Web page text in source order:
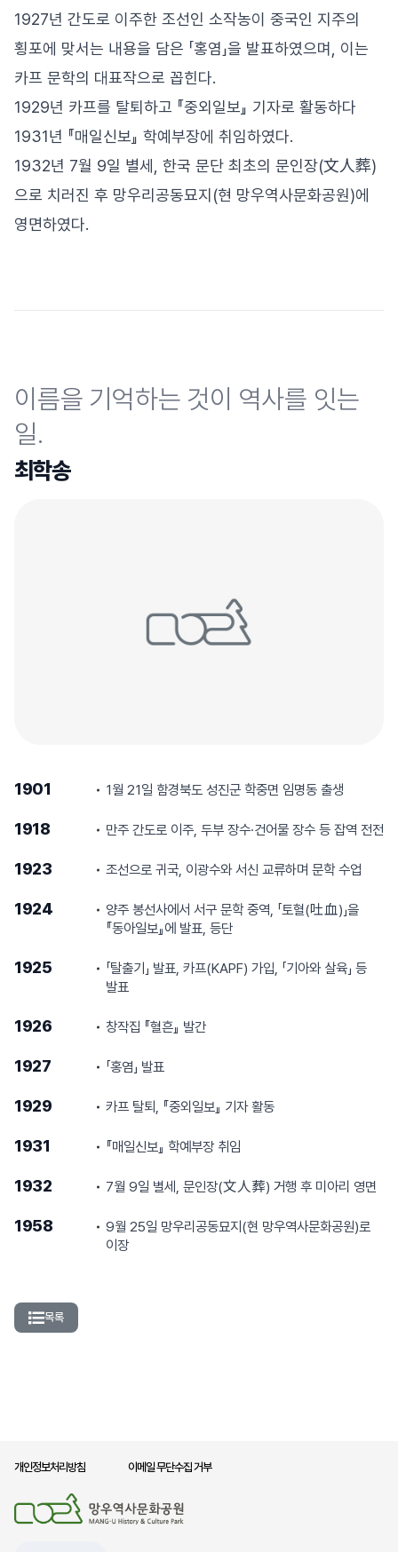
1927년 간도로 이주한 조선인 소작농이 중국인 지주의
횡포에 맞서는 내용을 담은 「홍염」을 발표하였으며, 이는
카프 문학의 대표작으로 꼽힌다.
1929년 카프를 탈퇴하고 『중외일보』 기자로 활동하다
1931년 『매일신보』 학예부장에 취임하였다.
1932년 7월 9일 별세, 한국 문단 최초의 문인장(文人葬)
으로 치러진 후 망우리공동묘지(현 망우역사문화공원)에
영면하였다.
이름을 기억하는 것이 역사를 잇는
일.
최학송
1901 1월 21일 함경북도 성진군 학중면 임명동 출생
1918 만주 간도로 이주, 두부 장수·건어물 장수 등 잡역 전전
1923 조선으로 귀국, 이광수와 서신 교류하며 문학 수업
1924
양주 봉선사에서 서구 문학 중역, 「토혈(吐血)」을
『동아일보』에 발표, 등단
1925
「탈출기」 발표, 카프(KAPF) 가입, 「기아와 살육」 등
발표
1926 창작집 『혈흔』 발간
1927 「홍염」 발표
1929 카프 탈퇴, 『중외일보』 기자 활동
1931 『매일신보』 학예부장 취임
1932 7월 9일 별세, 문인장(文人葬) 거행 후 미아리 영면
1958
9월 25일 망우리공동묘지(현 망우역사문화공원)로
이장
목록
개인정보처리방침 이메일 무단수집 거부